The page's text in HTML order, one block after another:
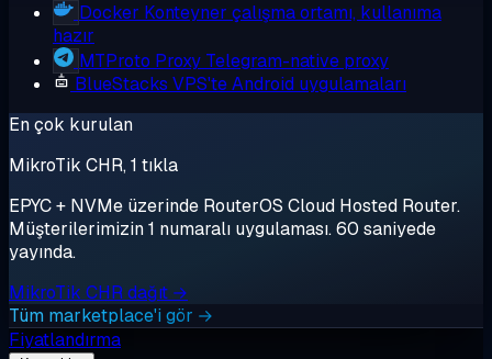
Docker Konteyner çalışma ortamı, kullanıma
hazır
MTProto Proxy Telegram-native proxy
BlueStacks VPS'te Android uygulamaları
En çok kurulan
MikroTik CHR, 1 tıkla
EPYC + NVMe üzerinde RouterOS Cloud Hosted Router.
Müşterilerimizin 1 numaralı uygulaması. 60 saniyede
yayında.
MikroTik CHR dağıt →
Tüm marketplace'i gör →
Fiyatlandırma